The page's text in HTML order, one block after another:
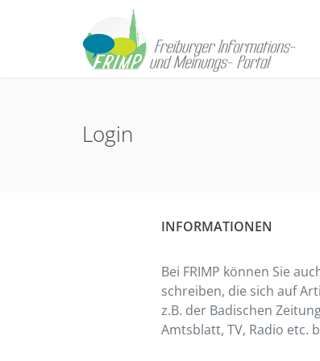
Login
INFORMATIONEN
Bei FRIMP können Sie
schreiben, die sich auf
z.B. der Badischen
Amtsblatt, TV, Radio etc.